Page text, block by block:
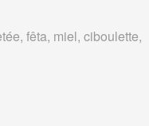
fêta, miel, ciboulette,